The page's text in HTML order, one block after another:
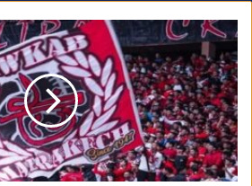
ا
ل
إ
ل
ك
ت
ر
و
ن
ي